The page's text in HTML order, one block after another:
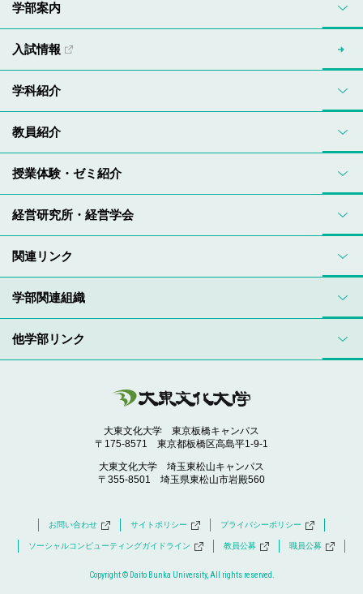
学部関連組織
他学部リンク
大東文化大学 東京板橋キャンパス
〒175-8571 東京都板橋区高島平1-9-1
大東文化大学 埼玉東松山キャンパス
〒355-8501 埼玉県東松山市岩殿560
お問い合わせ サイトポリシー プライバシーポリシー
ソーシャルコンピューティングガイドライン 教員公募 職員公募
学部案内
入試情報
学科紹介
教員紹介
授業体験・ゼミ紹介
経営研究所・経営学会
関連リンク
Copyright © Daito Bunka University, All rights reserved.